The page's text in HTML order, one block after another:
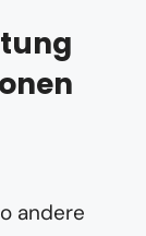
andere